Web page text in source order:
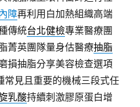
障再利用白加熱組織高端
傳統台北健檢專業醫療團
菁英團隊量身估醫療抽脂
損抽脂分享美容檢查選項
常見且重要的機械三段式任
乳酸持續刺激膠原蛋白增